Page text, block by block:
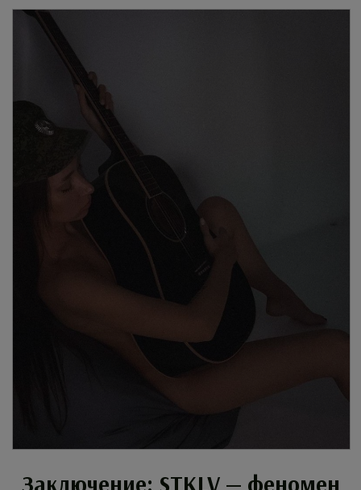
Заключение: STKLV — феномен